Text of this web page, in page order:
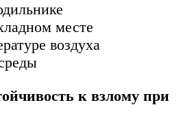
месте
воздуха
к взлому при